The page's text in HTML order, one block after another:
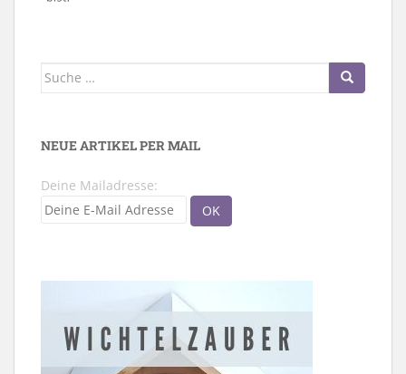
Suche
NEUE ARTIKEL PER MAIL
Deine Mailadresse: